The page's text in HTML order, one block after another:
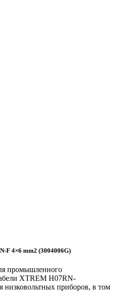
F 4×6 mm2 (3004006G)
промышленного
XTREM H07RN-
низковольтных приборов, в том